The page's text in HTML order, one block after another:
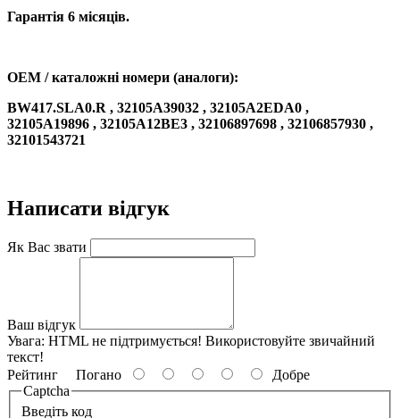
Гарантія 6 місяців.
OEM / каталожні номери (аналоги):
BW417.SLA0.R , 32105A39032 , 32105A2EDA0 ,
32105A19896 , 32105A12BE3 , 32106897698 , 32106857930 ,
32101543721
Написати відгук
Як Вас звати
Ваш відгук
Увага: HTML не підтримується! Використовуйте звичайний
текст!
Рейтинг Погано
Добре
Captcha
Введіть код